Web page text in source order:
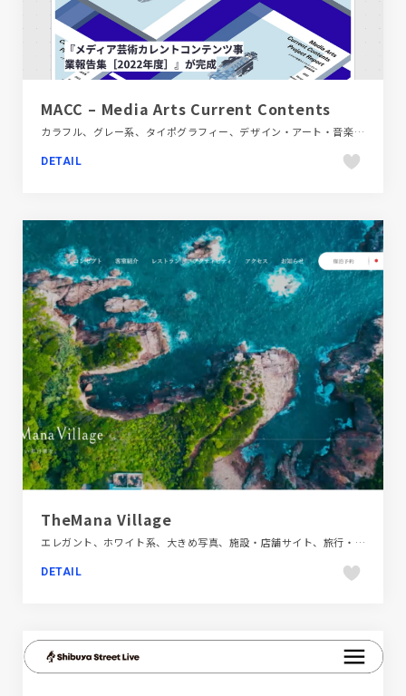
MACC – Media Arts Current Contents
カラフル、グレー系、タイポグラフィー、デザイン・アート・音楽・文芸、ポップ、メディアサイト
DETAIL
TheMana Village
エレガント、ホワイト系、大きめ写真、施設・店舗サイト、旅行・ホテル・観光
DETAIL